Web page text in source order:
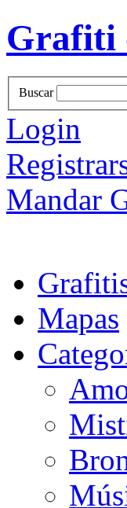
Grafiti
Buscar
Login
Mandar
Mapas